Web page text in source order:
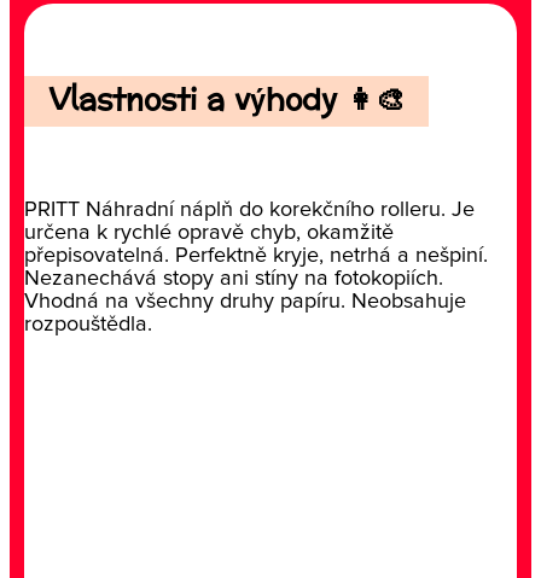
Vlastnosti a výhody 👩‍🎨
PRITT Náhradní náplň do korekčního rolleru. Je
určena k rychlé opravě chyb, okamžitě
přepisovatelná. Perfektně kryje, netrhá a nešpiní.
Nezanechává stopy ani stíny na fotokopiích.
Vhodná na všechny druhy papíru. Neobsahuje
rozpouštědla.